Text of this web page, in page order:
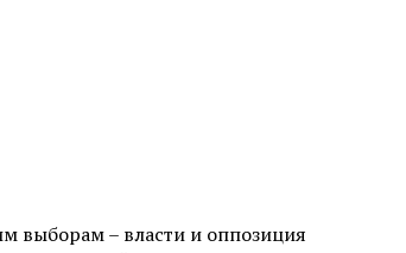
выборам – власти и оппозиция